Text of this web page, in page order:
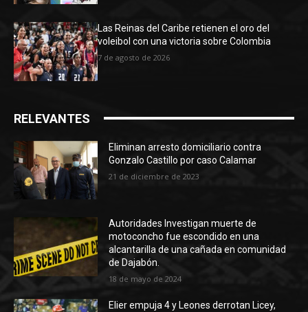
Las Reinas del Caribe retienen el oro del
voleibol con una victoria sobre Colombia
7 de agosto de 2026
RELEVANTES
Eliminan arresto domiciliario contra
Gonzalo Castillo por caso Calamar
21 de diciembre de 2023
Autoridades Investigan muerte de
motoconcho fue escondido en una
alcantarilla de una cañada en comunidad
de Dajabón.
18 de mayo de 2024
Elier empuja 4 y Leones derrotan Licey,